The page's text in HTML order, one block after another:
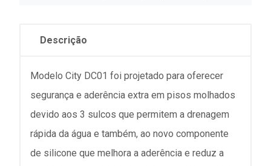
Descrição
Modelo City DC01 foi projetado para oferecer
segurança e aderência extra em pisos molhados
devido aos 3 sulcos que permitem a drenagem
rápida da água e também, ao novo componente
de silicone que melhora a aderência e reduz a